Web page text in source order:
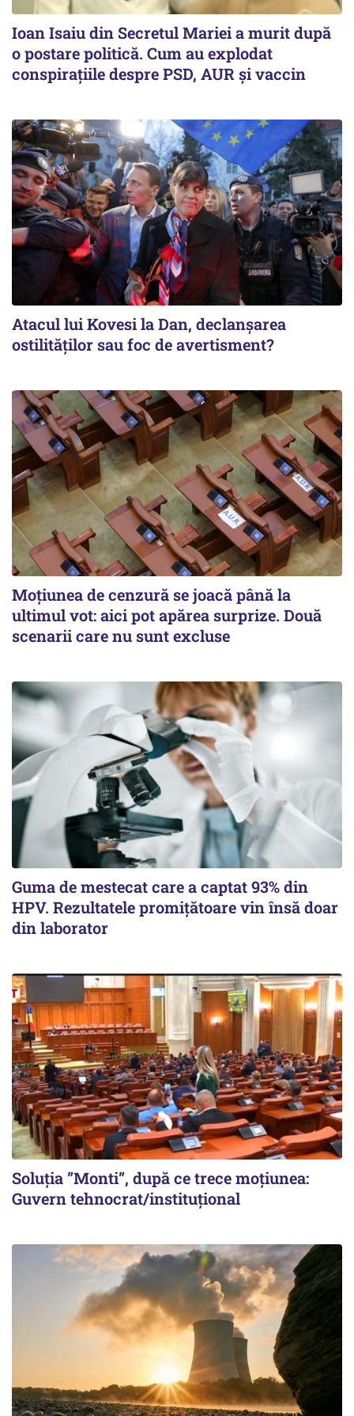
Ioan Isaiu din Secretul Mariei a murit după
o postare politică. Cum au explodat
conspirațiile despre PSD, AUR și vaccin
Atacul lui Kovesi la Dan, declanșarea
ostilităților sau foc de avertisment?
Moțiunea de cenzură se joacă până la
ultimul vot: aici pot apărea surprize. Două
scenarii care nu sunt excluse
Guma de mestecat care a captat 93% din
HPV. Rezultatele promițătoare vin însă doar
din laborator
Soluția ”Monti”, după ce trece moțiunea:
Guvern tehnocrat/instituțional